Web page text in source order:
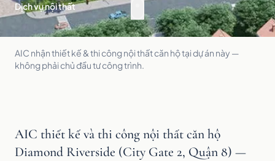
Dịch vụ nội thất
AIC nhận thiết kế & thi công nội thất căn hộ tại dự án này —
không phải chủ đầu tư công trình.
AIC thiết kế và thi công nội thất căn hộ
Diamond Riverside (City Gate 2, Quận 8) —